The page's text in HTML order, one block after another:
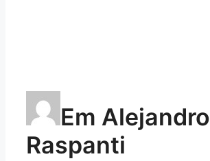
Em Alejandro
Raspanti